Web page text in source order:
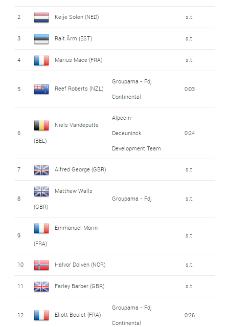
2 Keije Solen (NED) s.t.
3 Rait Ärm (EST) s.t.
4 Marius Mace (FRA) s.t.
5 Reef Roberts (NZL)
Groupama - Fdj
Continental
0:03
6
Niels Vandeputte
(BEL)
Alpecin-
Deceuninck
Development Team
0:24
7 Alfred George (GBR) s.t.
8
Matthew Walls
(GBR)
Groupama - Fdj s.t.
9
Emmanuel Morin
(FRA)
s.t.
10 Halvor Dolven (NOR) s.t.
11 Farley Barber (GBR) s.t.
12 Eliott Boulet (FRA)
Groupama - Fdj
Continental
0:26